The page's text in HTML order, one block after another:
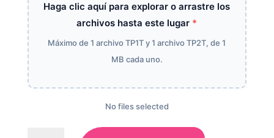
Haga clic aquí para explorar o arrastre los
archivos hasta este lugar *
Máximo de 1 archivo TP1T y 1 archivo TP2T, de 1
MB cada uno.
archivos
No files selected